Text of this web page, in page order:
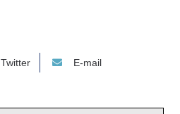
Twitter E-mail